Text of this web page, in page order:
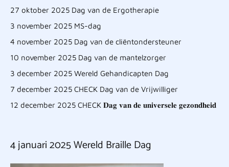
27 oktober 2025 Dag van de Ergotherapie
3 november 2025 MS-dag
4 november 2025 Dag van de cliëntondersteuner
10 november 2025 Dag van de mantelzorger
3 december 2025 Wereld Gehandicapten Dag
7 december 2025 CHECK Dag van de Vrijwilliger
12 december 2025 CHECK 𝐃𝐚𝐠 𝐯𝐚𝐧 𝐝𝐞 𝐮𝐧𝐢𝐯𝐞𝐫𝐬𝐞𝐥𝐞 𝐠𝐞𝐳𝐨𝐧𝐝𝐡𝐞𝐢𝐝
4 januari 2025 Wereld Braille Dag